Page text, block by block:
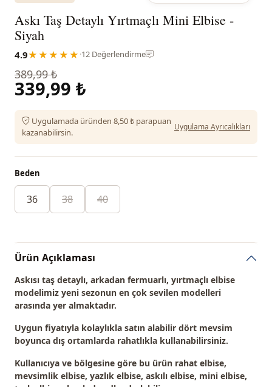
Askı Taş Detaylı Yırtmaçlı Mini Elbise -
Siyah
4.9★★★★★ ·12 Değerlendirme
389,99 ₺
339,99 ₺
Uygulamada üründen 8,50 ₺ parapuan
kazanabilirsin.
Uygulama Ayrıcalıkları
Beden
36 38 40
Ürün Açıklaması
Askısı taş detaylı, arkadan fermuarlı, yırtmaçlı elbise
modelimiz yeni sezonun en çok sevilen modelleri
arasında yer almaktadır.
Uygun fiyatıyla kolaylıkla satın alabilir dört mevsim
boyunca dış ortamlarda rahatlıkla kullanabilirsiniz.
Kullanıcıya ve bölgesine göre bu ürün rahat elbise,
mevsimlik elbise, yazlık elbise, askılı elbise, mini elbise,